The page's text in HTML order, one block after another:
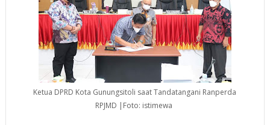
Ketua DPRD Kota Gunungsitoli saat Tandatangani Ranperda
RPJMD |Foto: istimewa